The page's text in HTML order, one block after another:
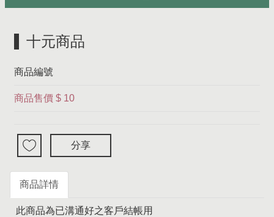
十元商品
商品編號
商品售價 $ 10
分享
商品詳情
此商品為已溝通好之客戶結帳用